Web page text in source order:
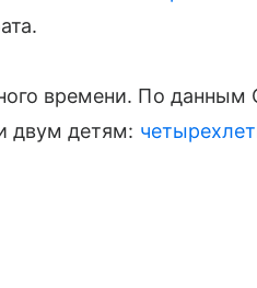
времени. По
двум детям: